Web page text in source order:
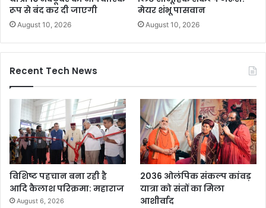
रूप से बंद कर दी जाएगी
August 10, 2026
मेयर शंभू पासवान
August 10, 2026
Recent Tech News
विशिष्ट पहचान बना रही है
आदि कैलाश परिक्रमा: महाराज
August 6, 2026
2036 ओलंपिक संकल्प कांवड़
यात्रा को संतों का मिला
आशीर्वाद